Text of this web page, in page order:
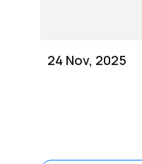
24 Nov, 2025